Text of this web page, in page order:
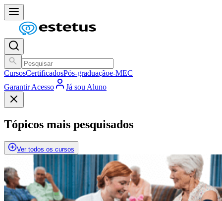
CursosCertificadosPós-graduaçãoe-MEC
Garantir Acesso
Já sou Aluno
Tópicos mais pesquisados
Ver todos os cursos